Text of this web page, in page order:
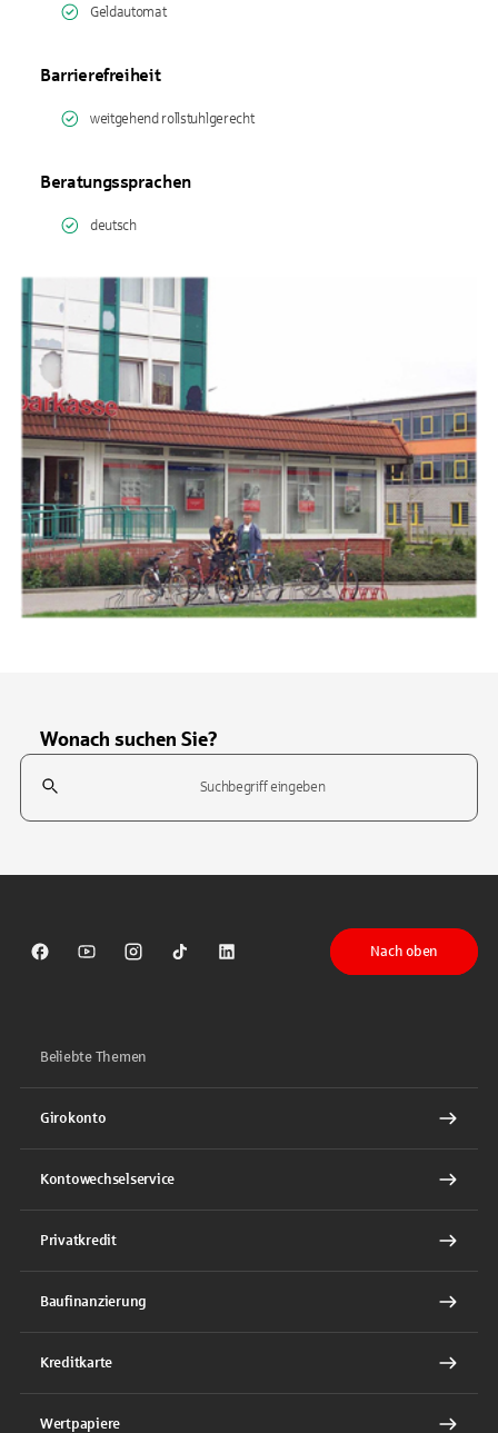
Geldautomat
Barrierefreiheit
weitgehend rollstuhlgerecht
Beratungssprachen
deutsch
Wonach suchen Sie?
Suchfeld
Sparkasse auf Facebook
Sparkasse auf Youtube
Sparkasse auf Instagram
Sparkasse auf TikTok
Sparkasse auf LinkedIn
Nach oben
Beliebte Themen
Girokonto
Kontowechselservice
Privatkredit
Baufinanzierung
Kreditkarte
Wertpapiere